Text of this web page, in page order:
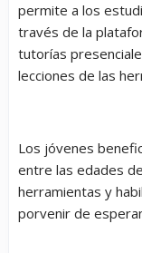
permite a los
través de la
tutorías
lecciones de las
Los jóvenes
entre las edades
herramientas y
porvenir de